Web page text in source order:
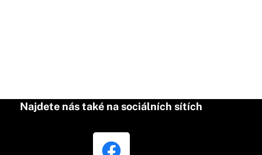
Najdete nás také na sociálních sítích